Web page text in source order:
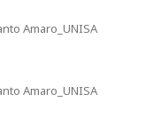
Amaro_UNISA
Amaro_UNISA